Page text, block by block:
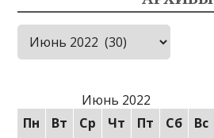
Архивы
Июнь 2022
Пн
Вт Ср Чт Пт Сб
Вс